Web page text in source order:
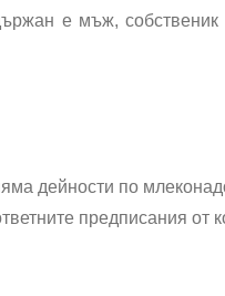
е мъж, собственик
дейности по
предписания от